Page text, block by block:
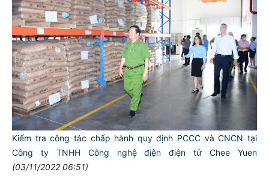
Kiểm tra công tác chấp hành quy định PCCC và CNCN tại
Công ty TNHH Công nghệ điện điện tử Chee Yuen
(03/11/2022 06:51)
TƯ CÁCH
NGƯỜI CÔNG AN CÁCH MỆNH LÀ:
Đối với tự mình, phải
CẦN, KIỆM, LIÊM, CHÍNH
Đối với đồng sự, phải
THÂN ÁI GIÚP ĐỠ
Đối với chính phủ, phải
TUYỆT ĐỐI TRUNG THÀNH